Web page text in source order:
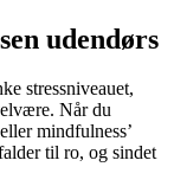
udendørs
stressniveauet,
Når du
mindfulness’
til ro, og sindet